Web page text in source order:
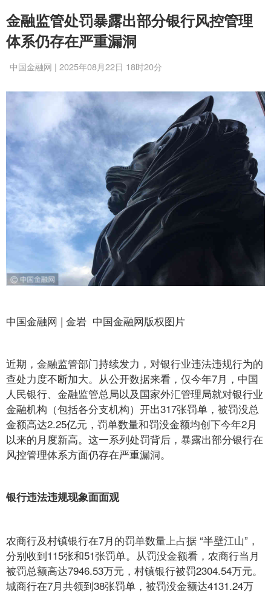
金融监管处罚暴露出部分银行风控管理
体系仍存在严重漏洞
中国金融网 | 2025年08月22日 18时20分
中国金融网 | 金岩 中国金融网版权图片
近期，金融监管部门持续发力，对银行业违法违规行为的
查处力度不断加大。从公开数据来看，仅今年7月，中国
人民银行、金融监管总局以及国家外汇管理局就对银行业
金融机构（包括各分支机构）开出317张罚单，被罚没总
金额高达2.25亿元，罚单数量和罚没金额均创下今年2月
以来的月度新高。这一系列处罚背后，暴露出部分银行在
风控管理体系方面仍存在严重漏洞。
银行违法违规现象面面观
农商行及村镇银行在7月的罚单数量上占据 “半壁江山”，
分别收到115张和51张罚单。从罚没金额看，农商行当月
被罚总额高达7946.53万元，村镇银行被罚2304.54万元。
城商行在7月共领到38张罚单，被罚没金额达4131.24万